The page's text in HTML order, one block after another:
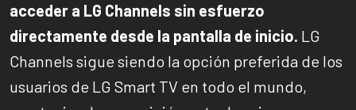
acceder a LG Channels sin esfuerzo
directamente desde la pantalla de inicio. LG
Channels sigue siendo la opción preferida de los
usuarios de LG Smart TV en todo el mundo,